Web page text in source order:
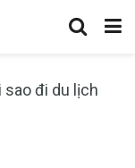
sao đi du lịch